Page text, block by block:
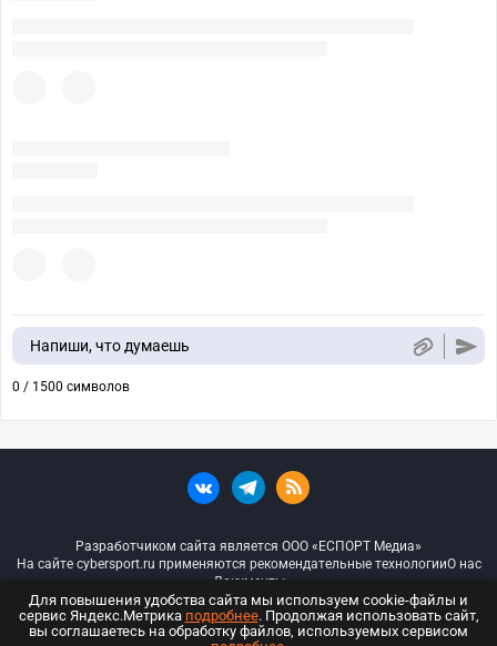
Напиши, что думаешь
0 / 1500 символов
Разработчиком сайта является ООО «ЕСПОРТ Медиа»
На сайте cybersport.ru применяются рекомендательные технологииО нас
Документы
© ООО «Киберспорт.ру» — Все права защищены
Для повышения удобства сайта мы используем cookie-файлы и
сервис Яндекс.Метрика подробнее. Продолжая использовать сайт,
вы соглашаетесь на обработку файлов, используемых сервисом